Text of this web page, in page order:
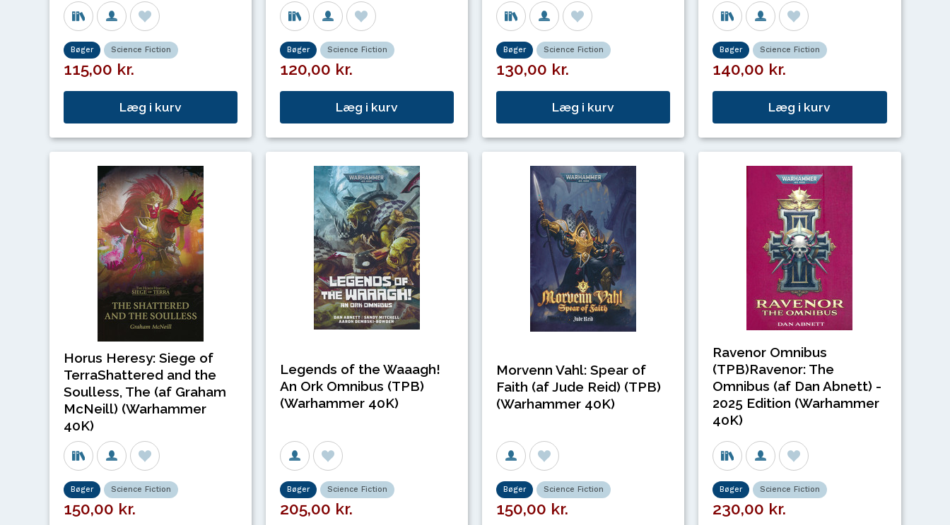
Bøger Science Fiction
115,00 kr.
Læg i kurv
Bøger Science Fiction
120,00 kr.
Læg i kurv
Bøger Science Fiction
130,00 kr.
Læg i kurv
Bøger Science Fiction
140,00 kr.
Læg i kurv
Horus Heresy: Siege of
TerraShattered and the
Soulless, The (af Graham
McNeill) (Warhammer
40K)
Bøger Science Fiction
150,00 kr.
Legends of the Waaagh!
An Ork Omnibus (TPB)
(Warhammer 40K)
Bøger Science Fiction
205,00 kr.
Morvenn Vahl: Spear of
Faith (af Jude Reid) (TPB)
(Warhammer 40K)
Bøger Science Fiction
150,00 kr.
Ravenor Omnibus
(TPB)Ravenor: The
Omnibus (af Dan Abnett) -
2025 Edition (Warhammer
40K)
Bøger Science Fiction
230,00 kr.